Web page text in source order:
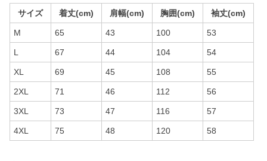
サイズ 着丈(cm) 肩幅(cm) 胸囲(cm) 袖丈(cm)
M 65 43 100 53
L 67 44 104 54
XL 69 45 108 55
2XL 71 46 112 56
3XL 73 47 116 57
4XL 75 48 120 58